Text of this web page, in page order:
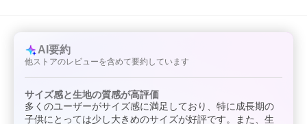
AI要約
他ストアのレビューを含めて要約しています
サイズ感と生地の質感が高評価
多くのユーザーがサイズ感に満足しており、特に成長期の
子供にとっては少し大きめのサイズが好評です。また、生